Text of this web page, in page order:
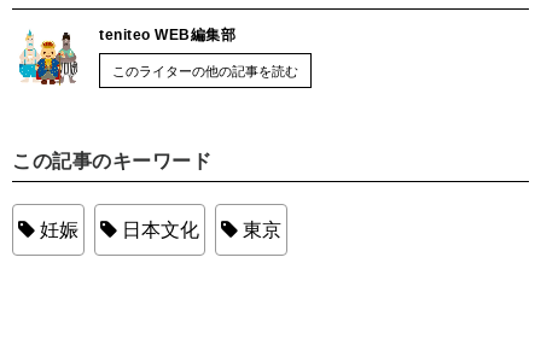
teniteo WEB編集部
このライターの他の記事を読む
この記事のキーワード
妊娠 日本文化 東京